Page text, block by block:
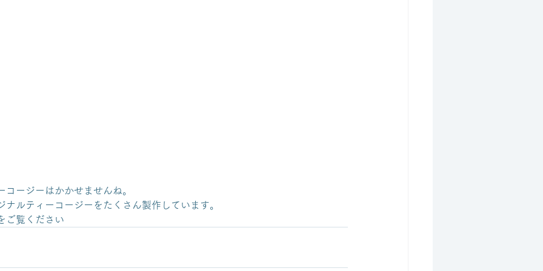
ージーはかかせませんね。
ナルティーコージーをたくさん製作しています。
ご覧ください